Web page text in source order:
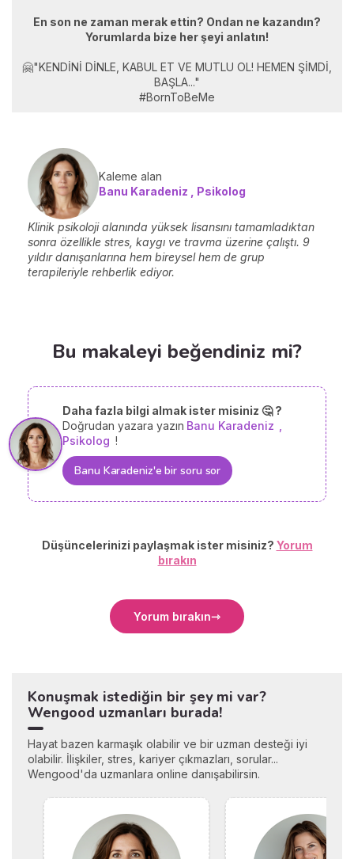
En son ne zaman merak ettin? Ondan ne kazandın?
Yorumlarda bize her şeyi anlatın!
🤗"KENDİNİ DİNLE, KABUL ET VE MUTLU OL! HEMEN ŞİMDİ,
BAŞLA..."
#BornToBeMe
Kaleme alan
Banu Karadeniz , Psikolog
Klinik psikoloji alanında yüksek lisansını tamamladıktan
sonra özellikle stres, kaygı ve travma üzerine çalıştı. 9
yıldır danışanlarına hem bireysel hem de grup
terapileriyle rehberlik ediyor.
Bu makaleyi beğendiniz mi?
Daha fazla bilgi almak ister misiniz 🤔 ?
Doğrudan yazara yazın Banu Karadeniz
Psikolog !
Banu Karadeniz'e bir soru sor
Düşüncelerinizi paylaşmak ister misiniz? Yorum
bırakın
Yorum bırakın
Konuşmak istediğin bir şey mi var?
Wengood uzmanları burada!
Hayat bazen karmaşık olabilir ve bir uzman desteği iyi
olabilir. İlişkiler, stres, kariyer çıkmazları, sorular...
Wengood'da uzmanlara online danışabilirsin.